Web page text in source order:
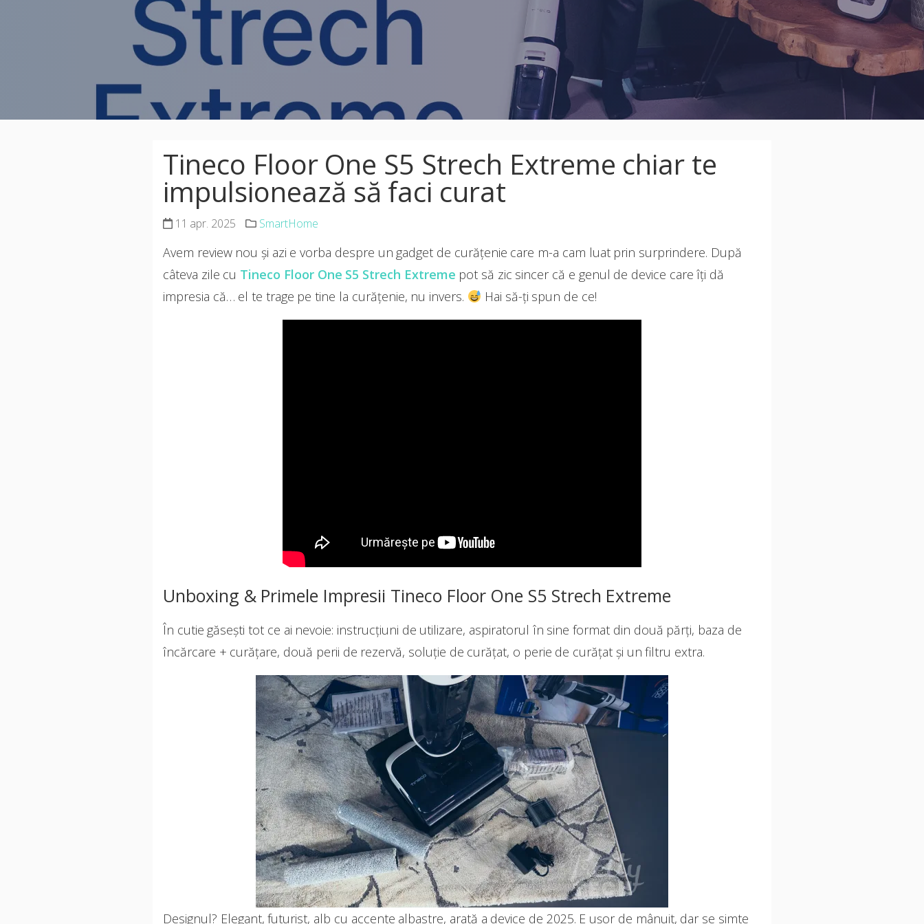
Tineco Floor One S5 Strech Extreme chiar te
impulsionează să faci curat
11 apr. 2025 SmartHome
Avem review nou și azi e vorba despre un gadget de curățenie care m-a cam luat prin surprindere. După
câteva zile cu Tineco Floor One S5 Strech Extreme pot să zic sincer că e genul de device care îți dă
impresia că… el te trage pe tine la curățenie, nu invers.
Hai să-ți spun de ce!
Unboxing & Primele Impresii Tineco Floor One S5 Strech Extreme
În cutie găsești tot ce ai nevoie: instrucțiuni de utilizare, aspiratorul în sine format din două părți, baza de
încărcare + curățare, două perii de rezervă, soluție de curățat, o perie de curățat și un filtru extra.
Designul? Elegant, futurist, alb cu accente albastre, arată a device de 2025. E ușor de mânuit, dar se simte